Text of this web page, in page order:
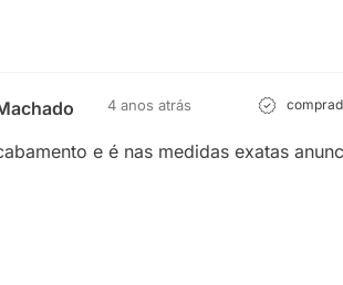
4 anos atrás
e é nas medidas exatas